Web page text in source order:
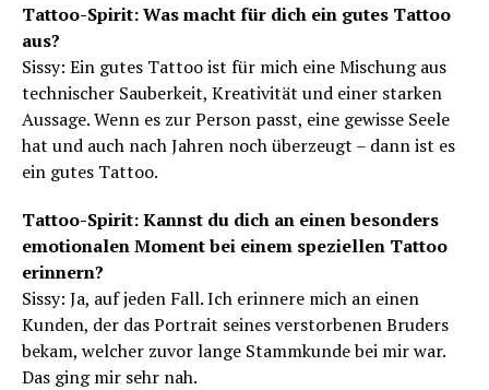
Tattoo-Spirit: Was macht für dich ein gutes Tattoo
aus?
Sissy: Ein gutes Tattoo ist für mich eine Mischung aus
technischer Sauberkeit, Kreativität und einer starken
Aussage. Wenn es zur Person passt, eine gewisse Seele
hat und auch nach Jahren noch überzeugt – dann ist es
ein gutes Tattoo.
Tattoo-Spirit: Kannst du dich an einen besonders
emotionalen Moment bei einem speziellen Tattoo
erinnern?
Sissy: Ja, auf jeden Fall. Ich erinnere mich an einen
Kunden, der das Portrait seines verstorbenen Bruders
bekam, welcher zuvor lange Stammkunde bei mir war.
Das ging mir sehr nah.